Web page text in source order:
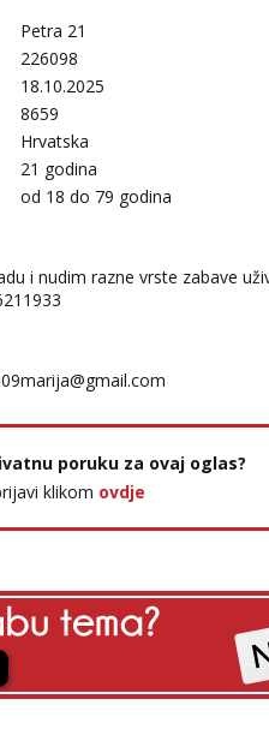
Petra 21
226098
18.10.2025
8659
Hrvatska
21 godina
od 18 do 79 godina
i nudim razne vrste zabave
poruku za ovaj oglas?
klikom ovdje